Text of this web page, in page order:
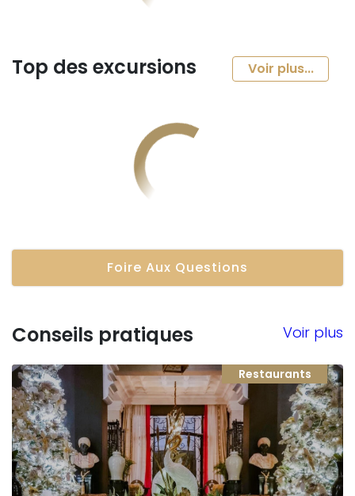
Top des excursions Voir plus...
Foire Aux Questions
Conseils pratiques Voir plus
Restaurants